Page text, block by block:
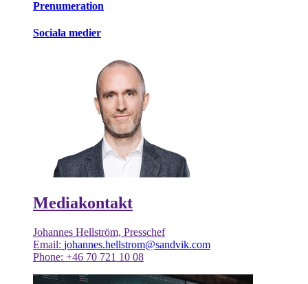
Prenumeration
Sociala medier
Mediakontakt
Johannes Hellström, Presschef
Email: johannes.hellstrom@sandvik.com
Phone: +46 70 721 10 08